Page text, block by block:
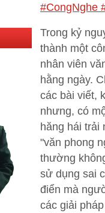
#CongNghe
Trong kỷ
thành một
nhân viên
hằng ngày.
các bài viết,
nhưng, có
hăng hái trải
"văn phong
thường
sử dụng sai
điển mà
các giải